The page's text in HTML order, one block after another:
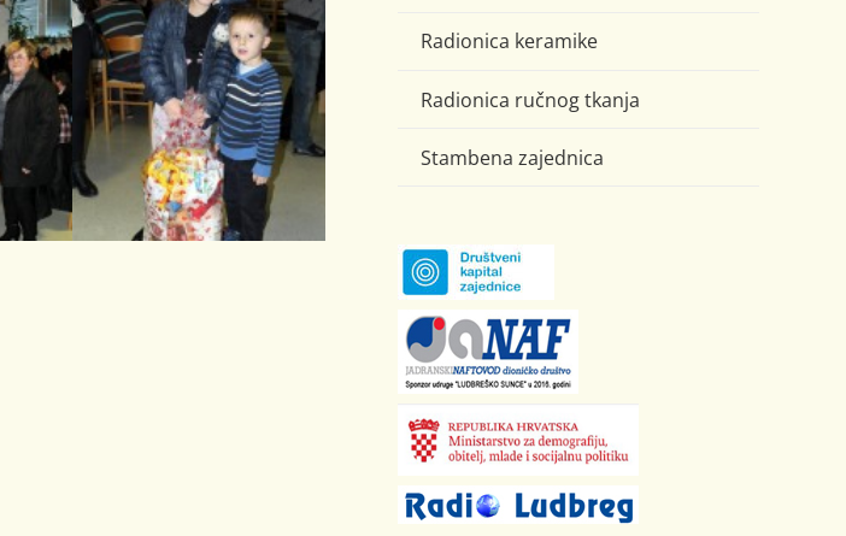
Radionica keramike
Radionica ručnog tkanja
Stambena zajednica